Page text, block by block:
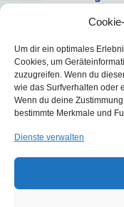
Um dir ein optimales
Cookies, um
zuzugreifen. Wenn du
wie das Surfverhalten oder
Wenn du deine
bestimmte Merkmale und
Dienste verwalten